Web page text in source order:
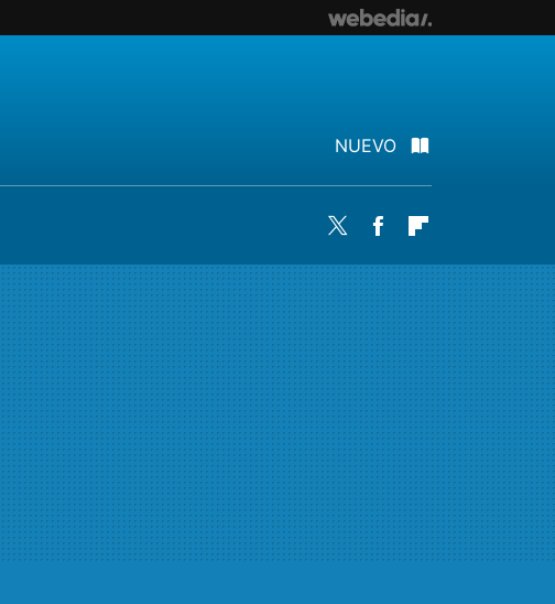
NUEVO
Twitter Facebook